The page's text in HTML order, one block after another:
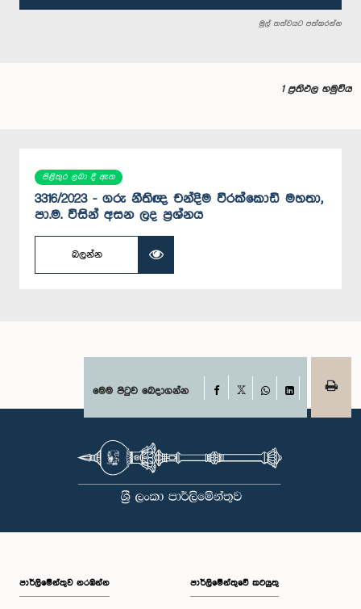
මුල් තත්වයට පත්කරන්න
1 ප්‍රතිඵල හමුවිය
පිළිතුර ලබා දී ඇත
3316/2023 - ගරු නීතිඥ චන්දිම වීරක්කොඩි මහතා,
පා.ම. විසින් අසන ලද ප්‍රශ්නය
බලන්න
මෙම පිටුව බෙදාගන්න Facebook
WhatsAppLinkedIn
පාර්ලි‌මේන්තුව නරඹන්න පාර්ලිමේන්තුවේ කටයුතු